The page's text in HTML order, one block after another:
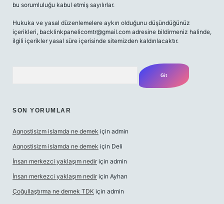
bu sorumluluğu kabul etmiş sayılırlar.
Hukuka ve yasal düzenlemelere aykırı olduğunu düşündüğünüz
içerikleri, backlinkpanelicomtr@gmail.com adresine bildirmeniz halinde,
ilgili içerikler yasal süre içerisinde sitemizden kaldırılacaktır.
SON YORUMLAR
Agnostisizm islamda ne demek için admin
Agnostisizm islamda ne demek için Deli
İnsan merkezci yaklaşım nedir için admin
İnsan merkezci yaklaşım nedir için Ayhan
Çoğullaştırma ne demek TDK için admin